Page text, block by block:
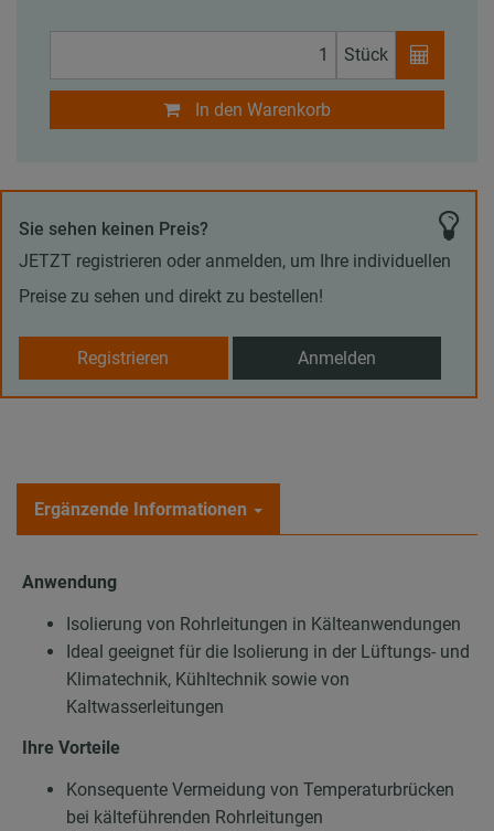
Stück
In den Warenkorb
Sie sehen keinen Preis?
JETZT registrieren oder anmelden, um Ihre individuellen
Preise zu sehen und direkt zu bestellen!
Registrieren Anmelden
Ergänzende Informationen
Anwendung
Isolierung von Rohrleitungen in Kälteanwendungen
Ideal geeignet für die Isolierung in der Lüftungs- und
Klimatechnik, Kühltechnik sowie von
Kaltwasserleitungen
Ihre Vorteile
Konsequente Vermeidung von Temperaturbrücken
bei kälteführenden Rohrleitungen